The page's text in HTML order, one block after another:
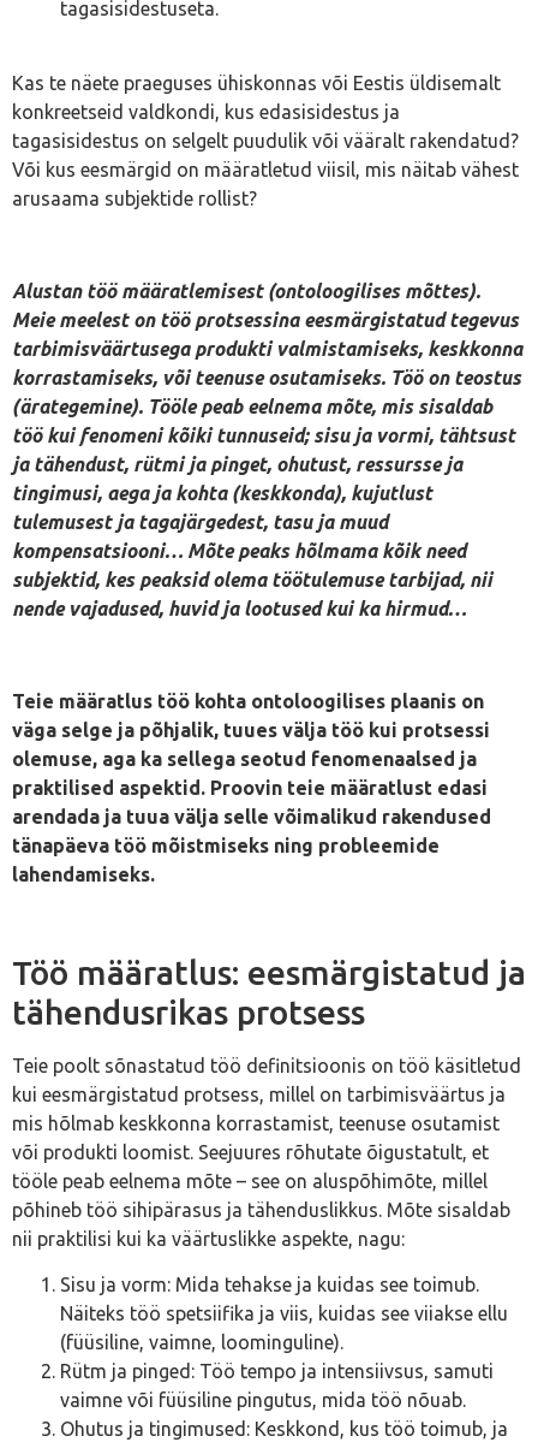
tagasisidestuseta.
Kas te näete praeguses ühiskonnas või Eestis üldisemalt
konkreetseid valdkondi, kus edasisidestus ja
tagasisidestus on selgelt puudulik või vääralt rakendatud?
Või kus eesmärgid on määratletud viisil, mis näitab vähest
arusaama subjektide rollist?
Alustan töö määratlemisest (ontoloogilises mõttes).
Meie meelest on töö protsessina eesmärgistatud tegevus
tarbimisväärtusega produkti valmistamiseks, keskkonna
korrastamiseks, või teenuse osutamiseks. Töö on teostus
(ärategemine). Tööle peab eelnema mõte, mis sisaldab
töö kui fenomeni kõiki tunnuseid; sisu ja vormi, tähtsust
ja tähendust, rütmi ja pinget, ohutust, ressursse ja
tingimusi, aega ja kohta (keskkonda), kujutlust
tulemusest ja tagajärgedest, tasu ja muud
kompensatsiooni… Mõte peaks hõlmama kõik need
subjektid, kes peaksid olema töötulemuse tarbijad, nii
nende vajadused, huvid ja lootused kui ka hirmud…
Teie määratlus töö kohta ontoloogilises plaanis on
väga selge ja põhjalik, tuues välja töö kui protsessi
olemuse, aga ka sellega seotud fenomenaalsed ja
praktilised aspektid. Proovin teie määratlust edasi
arendada ja tuua välja selle võimalikud rakendused
tänapäeva töö mõistmiseks ning probleemide
lahendamiseks.
Töö määratlus: eesmärgistatud ja
tähendusrikas protsess
Teie poolt sõnastatud töö definitsioonis on töö käsitletud
kui eesmärgistatud protsess, millel on tarbimisväärtus ja
mis hõlmab keskkonna korrastamist, teenuse osutamist
või produkti loomist. Seejuures rõhutate õigustatult, et
tööle peab eelnema mõte – see on aluspõhimõte, millel
põhineb töö sihipärasus ja tähenduslikkus. Mõte sisaldab
nii praktilisi kui ka väärtuslikke aspekte, nagu:
Sisu ja vorm: Mida tehakse ja kuidas see toimub.
Näiteks töö spetsiifika ja viis, kuidas see viiakse ellu
(füüsiline, vaimne, loominguline).
Rütm ja pinged: Töö tempo ja intensiivsus, samuti
vaimne või füüsiline pingutus, mida töö nõuab.
Ohutus ja tingimused: Keskkond, kus töö toimub, ja